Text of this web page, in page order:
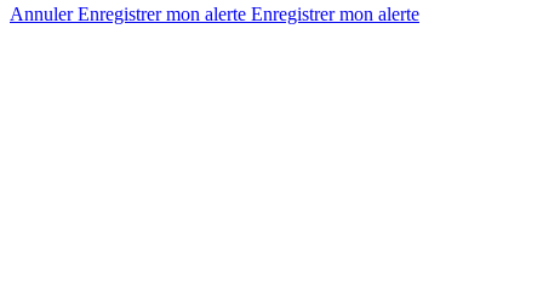
AnnulerEnregistrer mon alerte Enregistrermon alerte